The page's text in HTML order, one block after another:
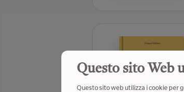
Questo sito Web
Questo sito web utilizza i cookie per